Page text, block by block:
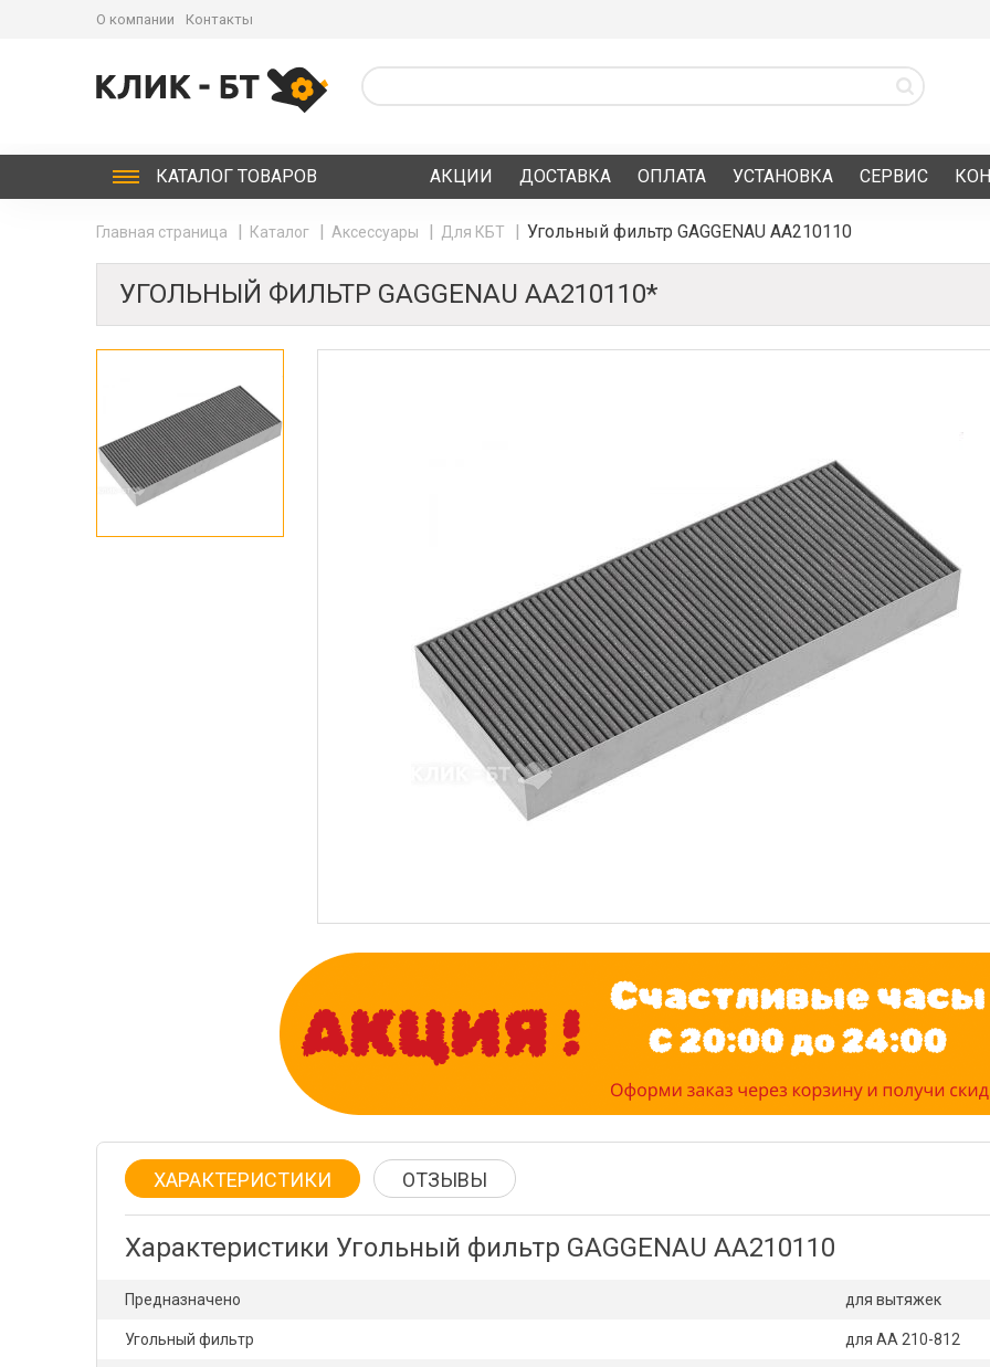
О компании Контакты
КАТАЛОГ ТОВАРОВ АКЦИИ ДОСТАВКА ОПЛАТА УСТАНОВКА СЕРВИС
Главная страница Каталог Аксессуары Для КБТ Угольный фильтр GAGGENAU AA210110
УГОЛЬНЫЙ ФИЛЬТР GAGGENAU AA210110*
ХАРАКТЕРИСТИКИ ОТЗЫВЫ
Характеристики Угольный фильтр GAGGENAU AA210110
Предназначено для вытяжек
Угольный фильтр для AA 210-812